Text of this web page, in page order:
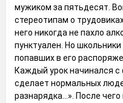
мужиком за пятьдесят.
стереотипам о
него никогда не пахло
пунктуален. Но
попавших в его
Каждый урок начинался с
сделает нормальных
разнарядка...». После